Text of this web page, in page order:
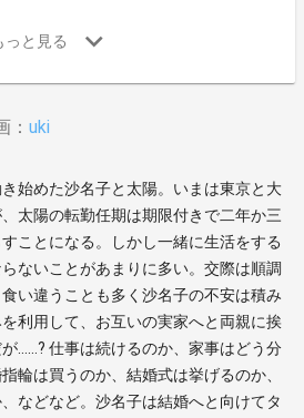
： uki
始めた沙名子と太陽。いまは東京と大
太陽の転勤任期は期限付きで二年か三
ことになる。しかし一緒に生活をする
ないことがあまりに多い。交際は順調
い違うことも多く沙名子の不安は積み
利用して、お互いの実家へと両親に挨
……? 仕事は続けるのか、家事はどう分
輪は買うのか、結婚式は挙げるのか、
などなど。沙名子は結婚へと向けてタ